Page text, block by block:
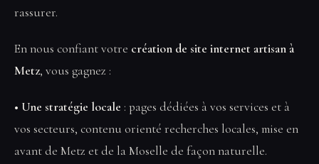
rassurer.
En nous confiant votre création de site internet artisan à
Metz, vous gagnez :
• Une stratégie locale : pages dédiées à vos services et à
vos secteurs, contenu orienté recherches locales, mise en
avant de Metz et de la Moselle de façon naturelle.